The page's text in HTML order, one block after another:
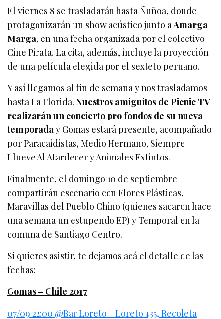
El viernes 8 se trasladarán hasta Ñuñoa, donde
protagonizarán un show acústico junto aAmarga
Marga, en una fecha organizada por el colectivo
Cine Pirata. La cita, además, incluye la proyección
de una película elegida por el sexteto peruano.
Y así llegamos al fin de semana y nos trasladamos
hasta La Florida.Nuestros amiguitos de Picnic TV
realizarán un concierto pro fondos de su nueva
temporaday Gomas estará presente, acompañado
por Paracaidistas, Medio Hermano, Siempre
Llueve Al Atardecer y Animales Extintos.
Finalmente, el domingo 10 de septiembre
compartirán escenario con Flores Plásticas,
Maravillas del Pueblo Chino (quienes sacaron hace
una semana un estupendo EP) y Temporal en la
comuna de Santiago Centro.
Si quieres asistir, te dejamos acá el detalle de las
fechas:
Gomas – Chile 2017
07/09 22:00 @Bar Loreto – Loreto 435, Recoleta